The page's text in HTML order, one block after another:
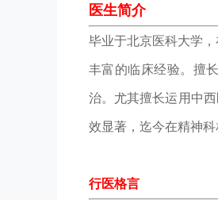
医生简介
毕业于北京医科大学
丰富的临床经验。擅
治。尤其擅长运用中
效显著，迄今在精神
行医格言